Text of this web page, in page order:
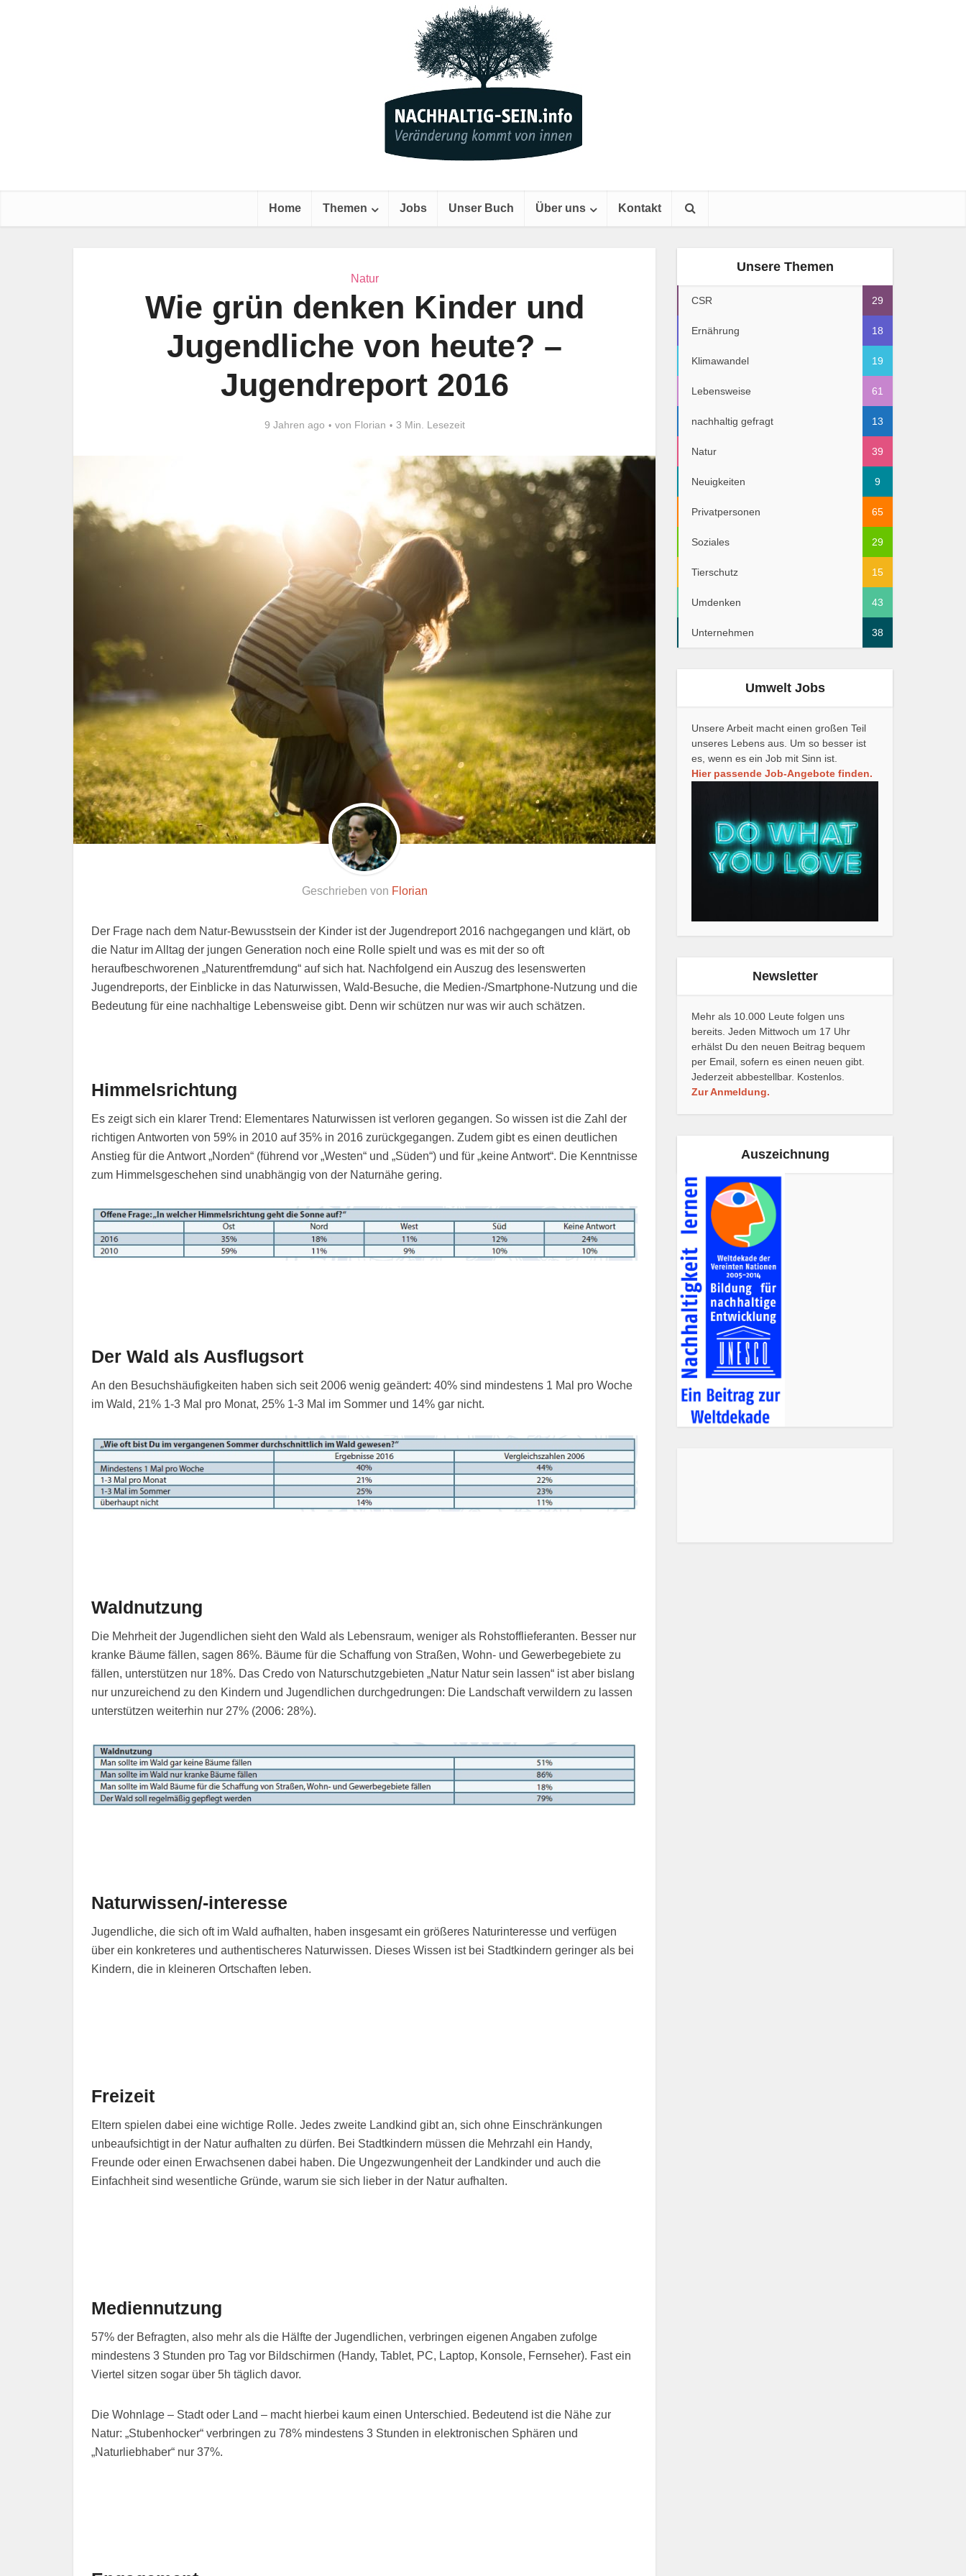
Home Themen Jobs Unser Buch Über uns Kontakt
Natur
Wie grün denken Kinder und
Jugendliche von heute? –
Jugendreport 2016
9 Jahren ago von Florian 3 Min. Lesezeit
Geschrieben von Florian
Der Frage nach dem Natur-Bewusstsein der Kinder ist der Jugendreport 2016 nachgegangen und klärt, ob
die Natur im Alltag der jungen Generation noch eine Rolle spielt und was es mit der so oft
heraufbeschworenen „Naturentfremdung“ auf sich hat. Nachfolgend ein Auszug des lesenswerten
Jugendreports, der Einblicke in das Naturwissen, Wald-Besuche, die Medien-/Smartphone-Nutzung und die
Bedeutung für eine nachhaltige Lebensweise gibt. Denn wir schützen nur was wir auch schätzen.
Himmelsrichtung
Es zeigt sich ein klarer Trend: Elementares Naturwissen ist verloren gegangen. So wissen ist die Zahl der
richtigen Antworten von 59% in 2010 auf 35% in 2016 zurückgegangen. Zudem gibt es einen deutlichen
Anstieg für die Antwort „Norden“ (führend vor „Westen“ und „Süden“) und für „keine Antwort“. Die Kenntnisse
zum Himmelsgeschehen sind unabhängig von der Naturnähe gering.
Der Wald als Ausflugsort
An den Besuchshäufigkeiten haben sich seit 2006 wenig geändert: 40% sind mindestens 1 Mal pro Woche
im Wald, 21% 1-3 Mal pro Monat, 25% 1-3 Mal im Sommer und 14% gar nicht.
Waldnutzung
Die Mehrheit der Jugendlichen sieht den Wald als Lebensraum, weniger als Rohstofflieferanten. Besser nur
kranke Bäume fällen, sagen 86%. Bäume für die Schaffung von Straßen, Wohn- und Gewerbegebiete zu
fällen, unterstützen nur 18%. Das Credo von Naturschutzgebieten „Natur Natur sein lassen“ ist aber bislang
nur unzureichend zu den Kindern und Jugendlichen durchgedrungen: Die Landschaft verwildern zu lassen
unterstützen weiterhin nur 27% (2006: 28%).
Naturwissen/-interesse
Jugendliche, die sich oft im Wald aufhalten, haben insgesamt ein größeres Naturinteresse und verfügen
über ein konkreteres und authentischeres Naturwissen. Dieses Wissen ist bei Stadtkindern geringer als bei
Kindern, die in kleineren Ortschaften leben.
Freizeit
Eltern spielen dabei eine wichtige Rolle. Jedes zweite Landkind gibt an, sich ohne Einschränkungen
unbeaufsichtigt in der Natur aufhalten zu dürfen. Bei Stadtkindern müssen die Mehrzahl ein Handy,
Freunde oder einen Erwachsenen dabei haben. Die Ungezwungenheit der Landkinder und auch die
Einfachheit sind wesentliche Gründe, warum sie sich lieber in der Natur aufhalten.
Mediennutzung
57% der Befragten, also mehr als die Hälfte der Jugendlichen, verbringen eigenen Angaben zufolge
mindestens 3 Stunden pro Tag vor Bildschirmen (Handy, Tablet, PC, Laptop, Konsole, Fernseher). Fast ein
Viertel sitzen sogar über 5h täglich davor.
Die Wohnlage – Stadt oder Land – macht hierbei kaum einen Unterschied. Bedeutend ist die Nähe zur
Natur: „Stubenhocker“ verbringen zu 78% mindestens 3 Stunden in elektronischen Sphären und
„Naturliebhaber“ nur 37%.
Unsere Themen
CSR 29
Ernährung 18
Klimawandel 19
Lebensweise 61
nachhaltig gefragt 13
Natur 39
Neuigkeiten 9
Privatpersonen 65
Soziales 29
Tierschutz 15
Umdenken 43
Unternehmen 38
Umwelt Jobs
Unsere Arbeit macht einen großen Teil
unseres Lebens aus. Um so besser ist
es, wenn es ein Job mit Sinn ist.
Hier passende Job-Angebote finden.
Newsletter
Mehr als 10.000 Leute folgen uns
bereits. Jeden Mittwoch um 17 Uhr
erhälst Du den neuen Beitrag bequem
per Email, sofern es einen neuen gibt.
Jederzeit abbestellbar. Kostenlos.
Zur Anmeldung.
Auszeichnung